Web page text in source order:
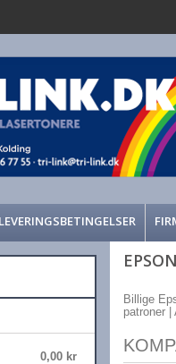
0,00 kr
Billige
patroner